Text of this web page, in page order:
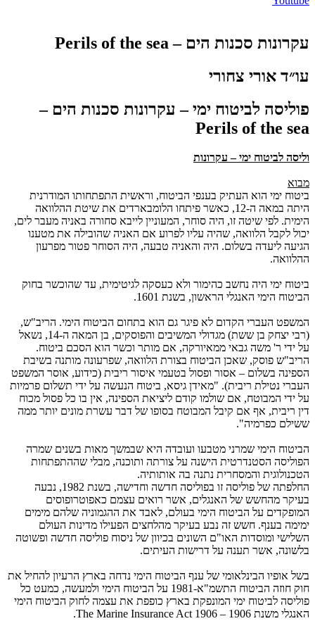
עקרונות סכנות הים – Perils of the sea
עו״ד אורי צחורי
פוליסה לביטוח ימי – עקרונות סכנות הים –
Perils of the sea
וליסה לביטוח ימי – עקרונות
מבוא
ביטוח ימי הוא העתיק בענפי הביטוח, וראשית התפתחותו המודרנית
היתה במאה ה-12, כאשר פיתחו הלומבארדים את שיטת ההלוואה
הימית. לפי שיטה זו, היה סוחר, המעוניין לייבא סחורה באניה מעבר לים,
יכול לקבל הלוואה, שהיה עליו לפרוע אם האניה שהובילה את מטענו
הגיעה ליעדה בשלום. היה והאניה טבעה, היה הסוחר פטור מפרעון
ההלוואה.
ביטוח ימי היה נחשב כהימור ולא כעסקה לגיטימית, עד שהוכשר בחוק
הביטוח הימי האנגלי הראשון, בשנת 1601.
המשפט העברי הקדום לא פיגר גם הוא בתחום הביטוח הימי. הריב"ש,
(רבי יצחק בן ששת) מגדולי המשיבים והפוסקים, בן המאה ה-14, נשאל
על ידי ר' משה גבאי ממאיורקה, אם מותר וכשר הוא הסכם ביטוח.
הריב"ש פוסק, שאכן הביטוח בצורת הלוואה, שפרעונה מותנה בשיבת
הספינה בשלום – אסור ופסול בטעמי איסור ריבית (כידוע, אוסר המשפט
העברי נטילת ריבית). "מאידן גיסא, ביטוח הנעשה על ידי תשלום פרמיות
על ידי המבוטח, אם שולמו קודם ליציאת הספינה, אין בו כל פסול מכוח
דין ריבית, אף אם קיבל המבוטח בסופו של דבר עשרת מונים יותר ממה
ששילם כפרמיה".
הביטוח הימי שמרני מטבעו ועובדה היא שבמשך מאות בשנים שמרה
הפוליסה הסטנדרטית הישנה על צורתה ותוכנה, מבלי שההתפתחות
הטכנולוגית והמסחרית נתנה בה אותותיה.
החלפתה של פוליסה זו בפוליסה חדשה וחדישה, בשנת 1982, נבעה
בעיקר מהחשש של האנגלים, אשר רואים עצמם כאפוטרופוסים
המופקדים על הביטוח הימי בעולם, לאבד את ההגמוניה שלהם מימים
ימימה בענף. חשש זה נבע בעיקר מהלחצים הפעילו מדינות העולם
השלישי ומוסדות האו"ם השונים בכיוון של ניסוח פוליסה חדשה ופשוטה
בלשונה, אשר תענה על דרישות העיתים.
בשל אופיו הבינלאומי של ענף הביטוח הימי נדחה בארץ הרעיון להחיל את
חוק חוזה הביטוח התשמ"א-1981 על הביטוח הימי ולמעשה, כמעט כל
פוליסה לביטוח ימי המונפקת בארץ כופפת את עצמה לחוק הביטוח הימי
האנגלי משנת 1906 – 1906
The Marine Insurance Act
.